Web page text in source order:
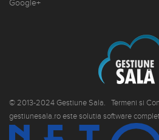
Google+
© 2013-2024 Gestiune Sala. Termeni si
gestiunesala.ro este solutia software